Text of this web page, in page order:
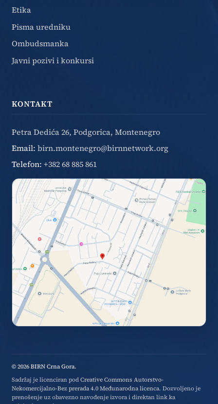
Etika
Pisma uredniku
Ombudsmanka
Javni pozivi i konkursi
KONTAKT
Petra Dedića 26, Podgorica, Montenegro
Email: birn.montenegro@birnnetwork.org
Telefon: +382 68 885 861
© 2026 BIRN Crna Gora.
Sadržaj je licenciran podCreative Commons Autorstvo-
Nekomercijalno-Bez prerada 4.0 Međunarodna licenca. Dozvoljeno je
prenošenje uz obavezno navođenje izvora i direktan link ka